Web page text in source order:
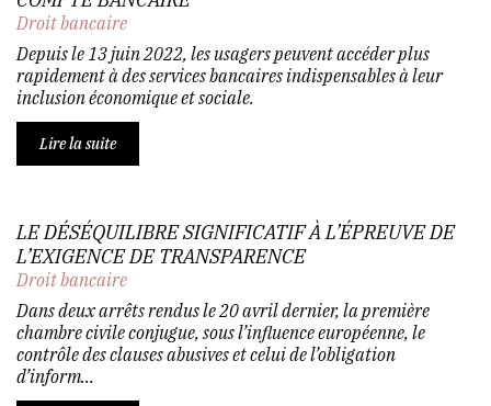
Droit bancaire
Depuis le 13 juin 2022, les usagers peuvent accéder plus
rapidement à des services bancaires indispensables à leur
inclusion économique et sociale.
Lire la suite
LE DÉSÉQUILIBRE SIGNIFICATIF À L’ÉPREUVE DE
L’EXIGENCE DE TRANSPARENCE
Droit bancaire
Dans deux arrêts rendus le 20 avril dernier, la première
chambre civile conjugue, sous l’influence européenne, le
contrôle des clauses abusives et celui de l’obligation
d’inform...